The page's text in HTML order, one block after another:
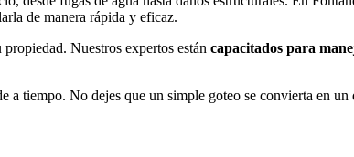
de manera rápida y eficaz.
Nuestros expertos están capacitados para
tiempo. No dejes que un simple goteo se convierta en